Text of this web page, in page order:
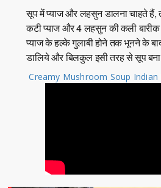
सूप में प्याज और लहसुन डालना चाहते हैं,
कटी प्याज और 4 लहसुन की कली
प्याज के हल्के गुलाबी होने तक भूनने के
डालिये और बिलकुल इसी तरह से सूप
Creamy Mushroom Soup Indian